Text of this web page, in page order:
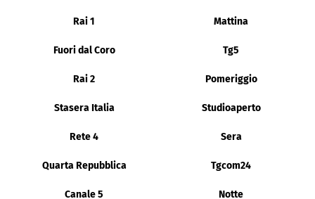
Rai 1 Mattina
Fuori dal Coro Tg5
Rai 2 Pomeriggio
Stasera Italia Studioaperto
Rete 4 Sera
Quarta Repubblica Tgcom24
Canale 5 Notte